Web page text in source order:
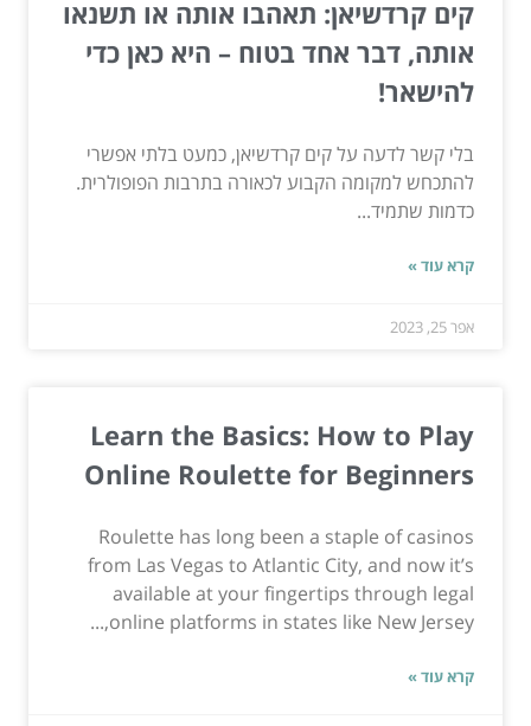
קים קרדשיאן: תאהבו אותה או תשנאו
אותה, דבר אחד בטוח – היא כאן כדי
להישאר!
בלי קשר לדעה על קים קרדשיאן, כמעט בלתי אפשרי
להתכחש למקומה הקבוע לכאורה בתרבות הפופולרית.
כדמות שתמיד...
קרא עוד »
אפר 25, 2023
Learn the Basics: How to Play
Online Roulette for Beginners
Roulette has long been a staple of casinos
from Las Vegas to Atlantic City, and now it’s
available at your fingertips through legal
online platforms in states like New Jersey,...
קרא עוד »